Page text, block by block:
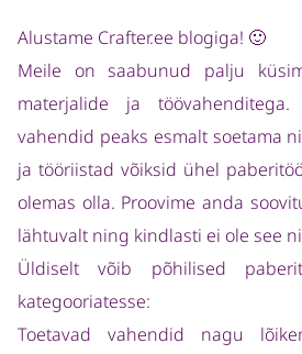
Alustame Crafter.ee blogiga! 🙂
Meile on saabunud palju
materjalide ja
vahendid peaks esmalt soetama
ja tööriistad võiksid ühel
olemas olla. Proovime anda
lähtuvalt ning kindlasti ei ole see
Üldiselt võib põhilised
kategooriatesse:
Toetavad vahendid nagu